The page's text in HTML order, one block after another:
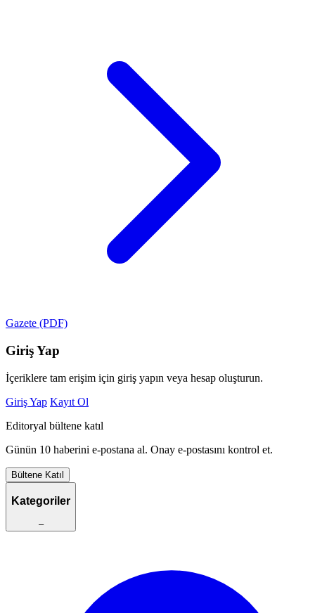
Gazete (PDF)
Giriş Yap
İçeriklere tam erişim için giriş yapın veya hesap oluşturun.
Giriş Yap Kayıt Ol
Editoryal bültene katıl
Günün 10 haberini e-postana al. Onay e-postasını kontrol et.
Bültene Katıl
Kategoriler
–